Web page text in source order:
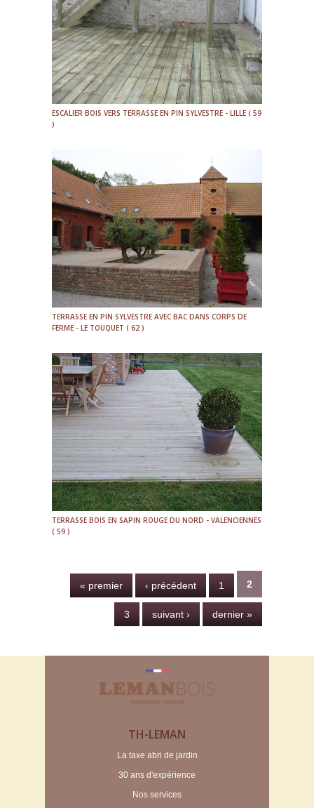
ESCALIER BOIS VERS TERRASSE EN PIN SYLVESTRE - LILLE ( 59
)
TERRASSE EN PIN SYLVESTRE AVEC BAC DANS CORPS DE
FERME - LE TOUQUET ( 62 )
TERRASSE BOIS EN SAPIN ROUGE DU NORD - VALENCIENNES
( 59 )
Pages« premier ‹ précédent 1 2
3 suivant › dernier »
TH-LEMAN
La taxe abri de jardin
30 ans d'expérience
Nos services